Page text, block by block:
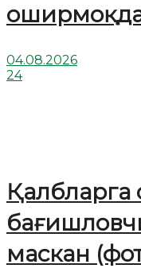
04.08.2026
24
Қалбларга
маскан